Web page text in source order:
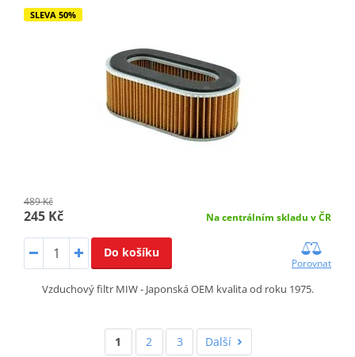
SLEVA 50%
489 Kč
245 Kč Na centrálním skladu v ČR
Do košíku
Porovnat
Vzduchový filtr MIW - Japonská OEM kvalita od roku 1975.
1 2 3 Další